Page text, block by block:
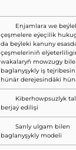
Enjamlara we
çeşmelere eýeçilik
da beýleki kanuny
çeşmeleriniň
wakalaryň mowzugy
baglanyşykly iş
hünär derejesindäki
Kiberhowpsuzlyk
berjaý edilişi
Sanly ulgam bilen
baglanyşykly modeli